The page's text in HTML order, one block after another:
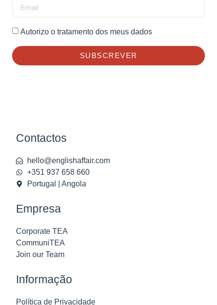
Autorizo o tratamento dos meus dados
SUBSCREVER
Contactos
hello@englishaffair.com
+351 937 658 660
Portugal | Angola
Empresa
Corporate TEA
CommuniTEA
Join our Team
Informação
Política de Privacidade